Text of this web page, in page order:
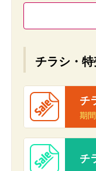
チラシ・
チ
期間
チ